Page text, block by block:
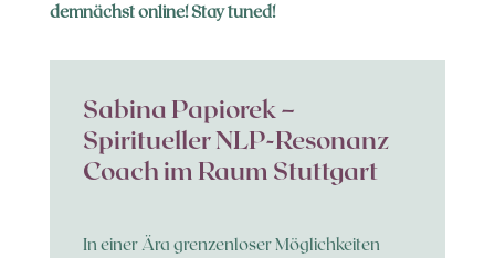
demnächst online! Stay tuned!
Sabina Papiorek –
Spiritueller NLP-Resonanz
Coach im Raum Stuttgart
In einer Ära grenzenloser Möglichkeiten